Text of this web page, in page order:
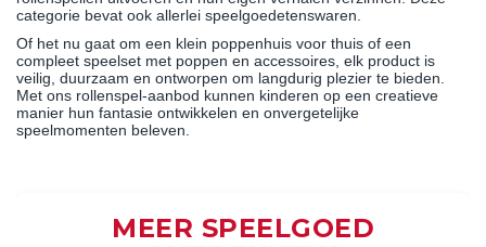
categorie bevat ook allerlei speelgoedetenswaren.
Of het nu gaat om een klein poppenhuis voor thuis of een
compleet speelset met poppen en accessoires, elk product is
veilig, duurzaam en ontworpen om langdurig plezier te bieden.
Met ons rollenspel-aanbod kunnen kinderen op een creatieve
manier hun fantasie ontwikkelen en onvergetelijke
speelmomenten beleven.
MEER SPEELGOED